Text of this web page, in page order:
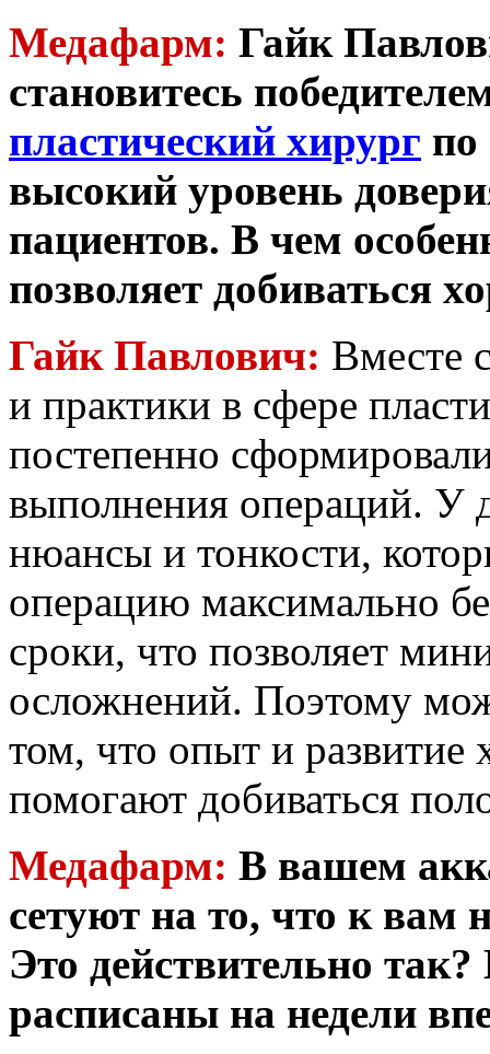
Медафарм: Гайк
становитесь
пластический хирург по
высокий уровень
пациентов. В чем
позволяет добиваться
Гайк Павлович: Вместе
и практики в сфере
постепенно
выполнения операций. У
нюансы и тонкости,
операцию максимально
сроки, что позволяет
осложнений. Поэтому
том, что опыт и развитие
помогают добиваться
Медафарм: В вашем
сетуют на то, что к вам
Это действительно
расписаны на недели